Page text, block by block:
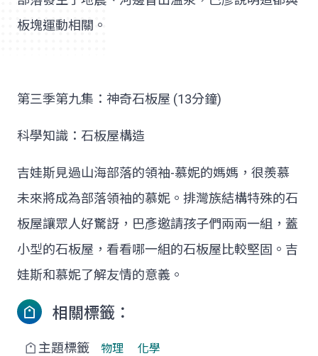
板塊運動相關。
第三季第九集：神奇石板屋 (13分鐘)
科學知識：石板屋構造
吉娃斯見過山海部落的領袖-慕妮的媽媽，很羨慕
未來將成為部落領袖的慕妮。排灣族結構特殊的石
板屋讓眾人好驚訝，巴彥邀請孩子們兩兩一組，蓋
小型的石板屋，看看哪一組的石板屋比較堅固。吉
娃斯和慕妮了解友情的意義。
相關標籤：
主題標籤 物理 化學